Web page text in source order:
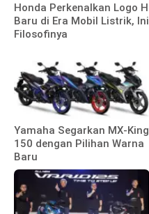
Honda Perkenalkan Logo H
Baru di Era Mobil Listrik, Ini
Filosofinya
Yamaha Segarkan MX-King
150 dengan Pilihan Warna
Baru